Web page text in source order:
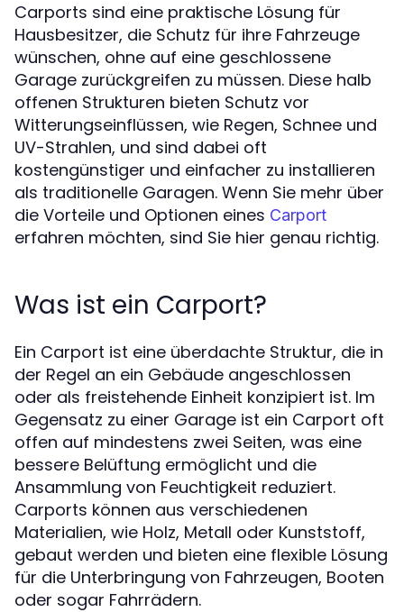
Carports sind eine praktische Lösung für
Hausbesitzer, die Schutz für ihre Fahrzeuge
wünschen, ohne auf eine geschlossene
Garage zurückgreifen zu müssen. Diese halb
offenen Strukturen bieten Schutz vor
Witterungseinflüssen, wie Regen, Schnee und
UV-Strahlen, und sind dabei oft
kostengünstiger und einfacher zu installieren
als traditionelle Garagen. Wenn Sie mehr über
die Vorteile und Optionen eines Carport
erfahren möchten, sind Sie hier genau richtig.
Was ist ein Carport?
Ein Carport ist eine überdachte Struktur, die in
der Regel an ein Gebäude angeschlossen
oder als freistehende Einheit konzipiert ist. Im
Gegensatz zu einer Garage ist ein Carport oft
offen auf mindestens zwei Seiten, was eine
bessere Belüftung ermöglicht und die
Ansammlung von Feuchtigkeit reduziert.
Carports können aus verschiedenen
Materialien, wie Holz, Metall oder Kunststoff,
gebaut werden und bieten eine flexible Lösung
für die Unterbringung von Fahrzeugen, Booten
oder sogar Fahrrädern.